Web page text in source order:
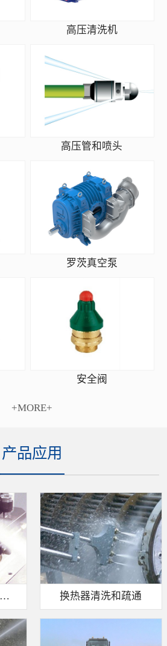
高压清洗机
高压管和喷头
罗茨真空泵
安全阀
+MORE+
产品应用
零部件高压去毛刺清洗 换热器清洗和疏通